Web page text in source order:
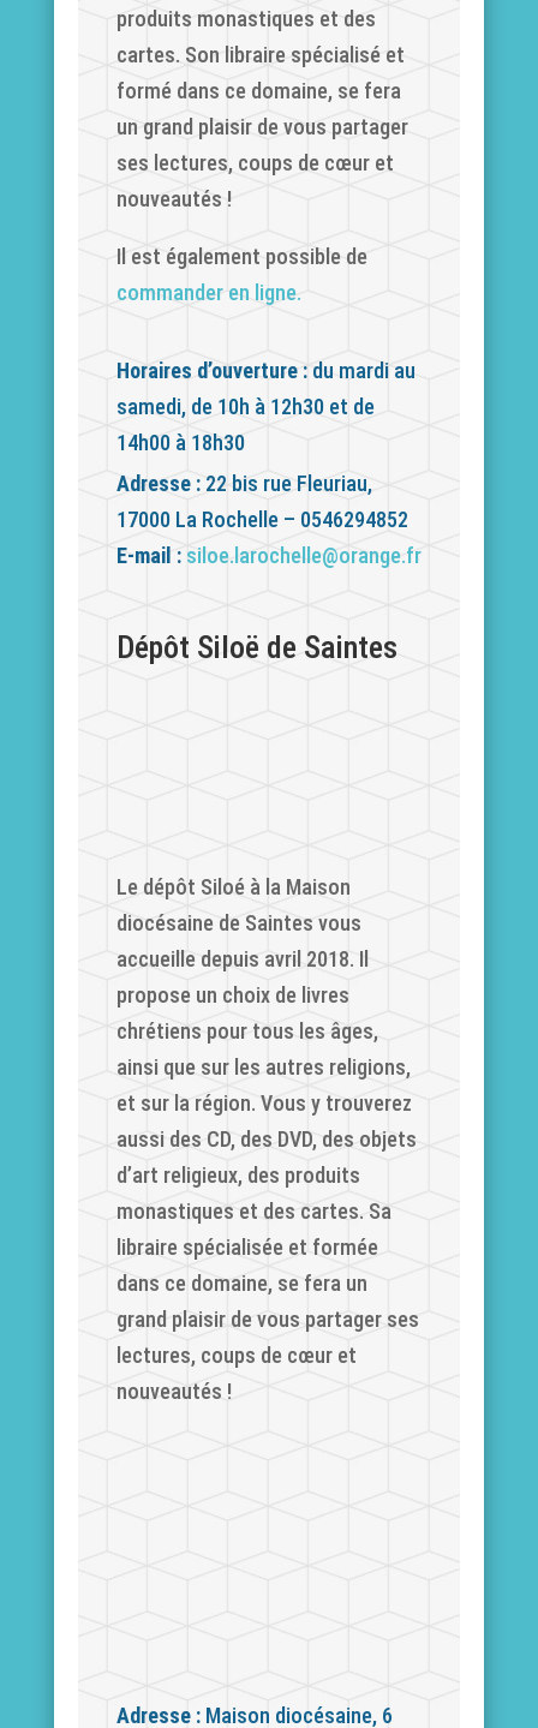
produits monastiques et des
cartes. Son libraire spécialisé et
formé dans ce domaine, se fera
un grand plaisir de vous partager
ses lectures, coups de cœur et
nouveautés !
Il est également possible de
commander en ligne.
Horaires d’ouverture :du mardi au
samedi, de 10h à 12h30 et de
14h00 à 18h30
Adresse :22 bis rue Fleuriau,
17000 La Rochelle – 0546294852
E-mail : siloe.larochelle@orange.fr
Dépôt Siloë de Saintes
Le dépôt Siloé à la Maison
diocésaine de Saintes vous
accueille depuis avril 2018. Il
propose un choix de livres
chrétiens pour tous les âges,
ainsi que sur les autres religions,
et sur la région. Vous y trouverez
aussi des CD, des DVD, des objets
d’art religieux, des produits
monastiques et des cartes. Sa
libraire spécialisée et formée
dans ce domaine, se fera un
grand plaisir de vous partager ses
lectures, coups de cœur et
nouveautés !
Adresse :Maison diocésaine, 6